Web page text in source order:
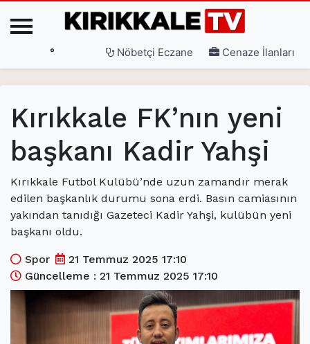
3. Sayfa(current)
Gündem(current)
Siyaset (current)
(current)
Ekonomi(current)
Spor(current)
Sağlık(current)
Kültür Sanat (current)
° Nöbetçi Eczane Cenaze İlanları
Kırıkkale FK’nın yeni
başkanı Kadir Yahşi
Kırıkkale Futbol Kulübü’nde uzun zamandır merak
edilen başkanlık durumu sona erdi. Basın camiasının
yakından tanıdığı Gazeteci Kadir Yahşi, kulübün yeni
başkanı oldu.
Spor
21 Temmuz 2025 17:10
Güncelleme : 21 Temmuz 2025 17:10